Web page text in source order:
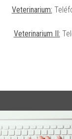
Veterinarium:
Veterinarium II: